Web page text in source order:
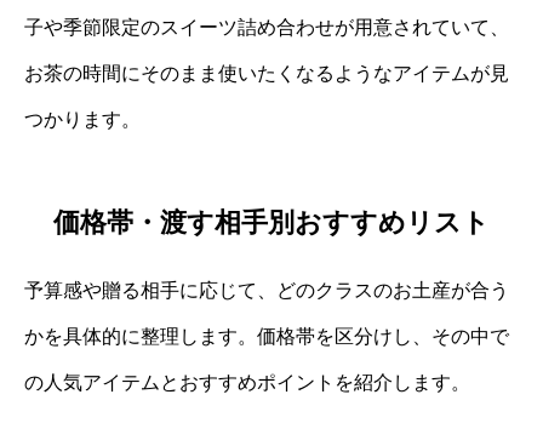
子や季節限定のスイーツ詰め合わせが用意されていて、
お茶の時間にそのまま使いたくなるようなアイテムが見
つかります。
価格帯・渡す相手別おすすめリスト
予算感や贈る相手に応じて、どのクラスのお土産が合う
かを具体的に整理します。価格帯を区分けし、その中で
の人気アイテムとおすすめポイントを紹介します。